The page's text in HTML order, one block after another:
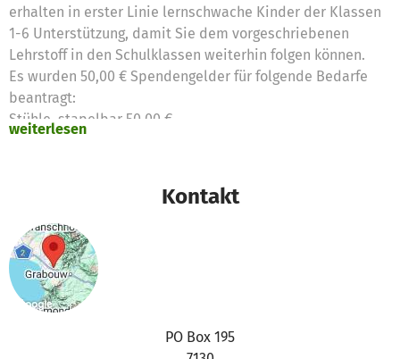
erhalten in erster Linie lernschwache Kinder der Klassen
1-6 Unterstützung, damit Sie dem vorgeschriebenen
Lehrstoff in den Schulklassen weiterhin folgen können.
Es wurden 50,00 € Spendengelder für folgende Bedarfe
beantragt:
Stühle, stapelbar 50,00 €
weiterlesen
Kontakt
PO Box 195